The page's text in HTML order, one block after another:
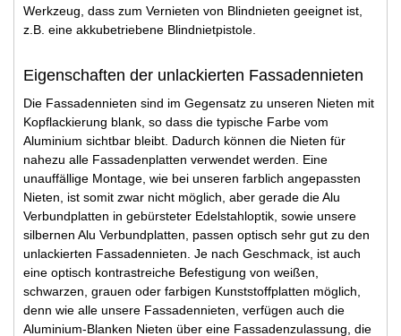
Werkzeug, dass zum Vernieten von Blindnieten geeignet ist,
z.B. eine akkubetriebene Blindnietpistole.
Eigenschaften der unlackierten Fassadennieten
Die Fassadennieten sind im Gegensatz zu unseren Nieten mit
Kopflackierung blank, so dass die typische Farbe vom
Aluminium sichtbar bleibt. Dadurch können die Nieten für
nahezu alle Fassadenplatten verwendet werden. Eine
unauffällige Montage, wie bei unseren farblich angepassten
Nieten, ist somit zwar nicht möglich, aber gerade die Alu
Verbundplatten in gebürsteter Edelstahloptik, sowie unsere
silbernen Alu Verbundplatten, passen optisch sehr gut zu den
unlackierten Fassadennieten. Je nach Geschmack, ist auch
eine optisch kontrastreiche Befestigung von weißen,
schwarzen, grauen oder farbigen Kunststoffplatten möglich,
denn wie alle unsere Fassadennieten, verfügen auch die
Aluminium-Blanken Nieten über eine Fassadenzulassung, die